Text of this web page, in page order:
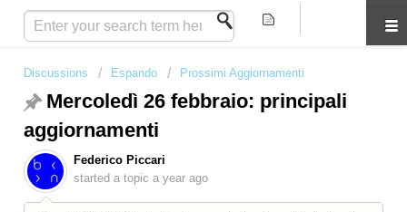
Discussions Espando Prossimi Aggiornamenti
Mercoledì 26 febbraio: principali
aggiornamenti
Federico Piccari
started a topic a year ago